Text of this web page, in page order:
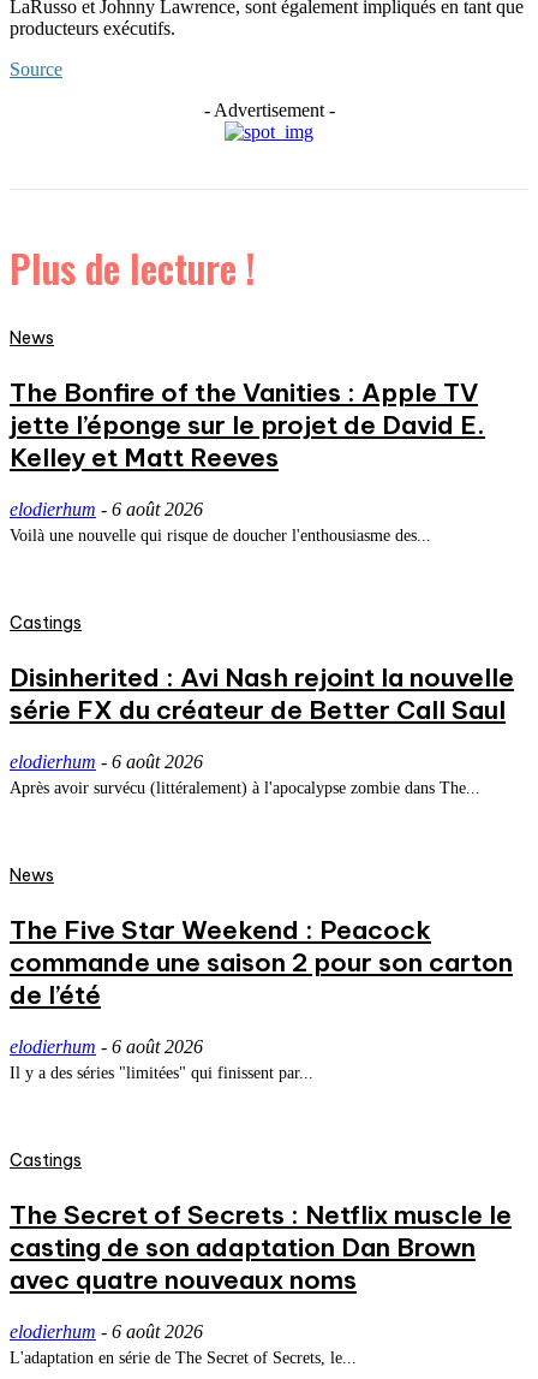
LaRusso et Johnny Lawrence, sont également impliqués en tant que
producteurs exécutifs.
Source
- Advertisement -
Plus de lecture !
News
The Bonfire of the Vanities : Apple TV
jette l’éponge sur le projet de David E.
Kelley et Matt Reeves
elodierhum - 6 août 2026
Voilà une nouvelle qui risque de doucher l'enthousiasme des...
Castings
Disinherited : Avi Nash rejoint la nouvelle
série FX du créateur de Better Call Saul
elodierhum - 6 août 2026
Après avoir survécu (littéralement) à l'apocalypse zombie dans The...
News
The Five Star Weekend : Peacock
commande une saison 2 pour son carton
de l’été
elodierhum - 6 août 2026
Il y a des séries "limitées" qui finissent par...
Castings
The Secret of Secrets : Netflix muscle le
casting de son adaptation Dan Brown
avec quatre nouveaux noms
elodierhum - 6 août 2026
L'adaptation en série de The Secret of Secrets, le...